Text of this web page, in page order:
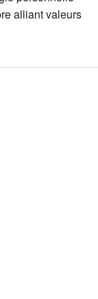
alliant valeurs